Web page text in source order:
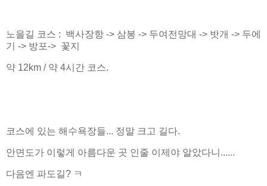
노을길 코스 : 백사장항 -> 삼봉 -> 두여전망대 -> 밧개 -> 두에
기 -> 방포-> 꽃지
약 12km / 약 4시간 코스.
코스에 있는 해수욕장들... 정말 크고 길다.
안면도가 이렇게 아름다운 곳 인줄 이제야 알았다니......
다음엔 파도길? ㅋ